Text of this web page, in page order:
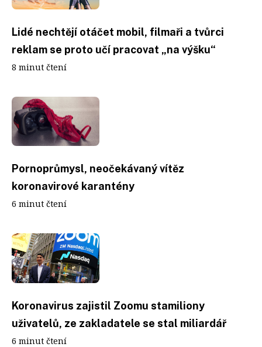
Lidé nechtějí otáčet mobil, filmaři a tvůrci
reklam se proto učí pracovat „na výšku“
8 minut čtení
Pornoprůmysl, neočekávaný vítěz
koronavirové karantény
6 minut čtení
Koronavirus zajistil Zoomu stamiliony
uživatelů, ze zakladatele se stal miliardář
6 minut čtení